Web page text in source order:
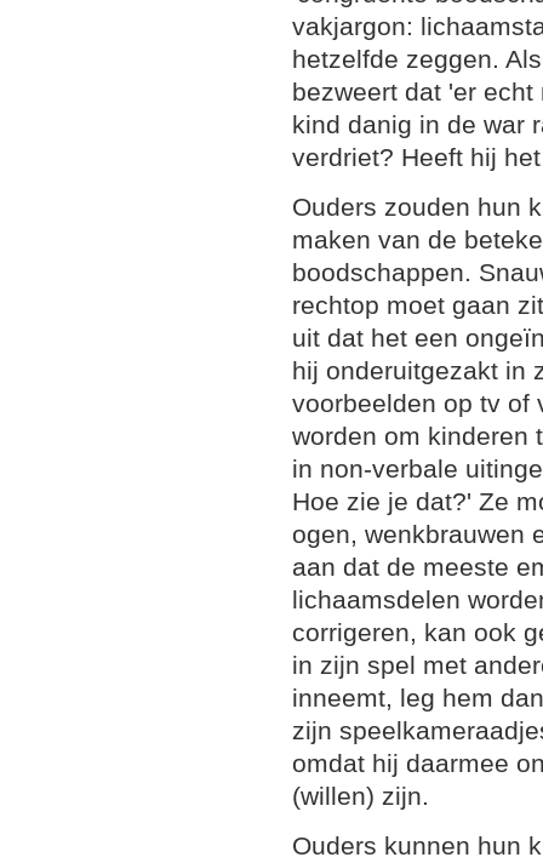
vakjargon:
hetzelfde zeggen.
bezweert dat 'er
kind danig in de war
verdriet? Heeft hij
Ouders zouden hun
maken van de
boodschappen.
rechtop moet gaan
uit dat het een
hij onderuitgezakt in
voorbeelden op tv of
worden om kinderen
in non-verbale
Hoe zie je dat?' Ze
ogen, wenkbrauwen
aan dat de meeste
lichaamsdelen
corrigeren, kan ook
in zijn spel met
inneemt, leg hem
zijn
omdat hij daarmee
(willen) zijn.
Ouders kunnen hun